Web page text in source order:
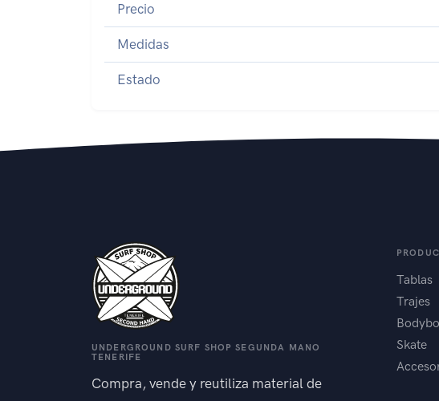
Precio
Medidas
Estado
UNDERGROUND SURF SHOP SEGUNDA MANO
TENERIFE
Compra, vende y reutiliza material de
Tablas
Trajes
Skate